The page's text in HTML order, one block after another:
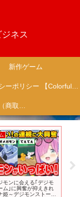
ネス
新作ゲーム
プライバシーポリシー 【Colorful Creation】
特定商取引法に基づく表記（商取引に関する開示）
モンに会える｢デジモ
ム｣に興奮が抑えきれ
姫～デジモンストーリ